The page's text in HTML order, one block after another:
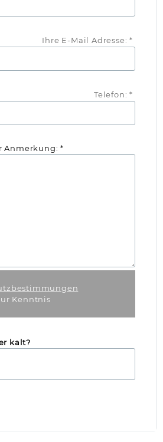
Ihre E-Mail Adresse: *
Telefon: *
Anmerkung: *
Kenntnis
kalt?